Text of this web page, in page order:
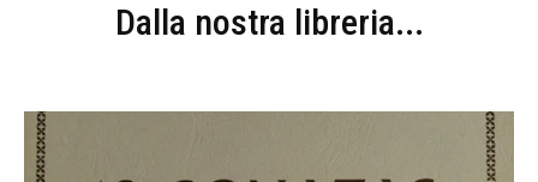
Dalla nostra libreria...